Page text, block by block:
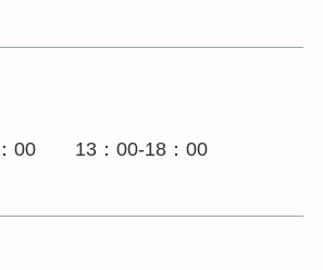
00 13：00-18：00